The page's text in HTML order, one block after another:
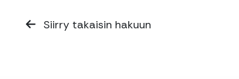
Siirry takaisin hakuun